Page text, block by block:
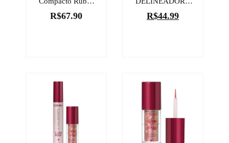
Rosa Rosadinlex
2g
R$67.90
POWER STAY
PRETO
R$44.99